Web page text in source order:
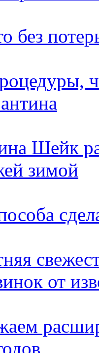
без
Шейк
зимой
от